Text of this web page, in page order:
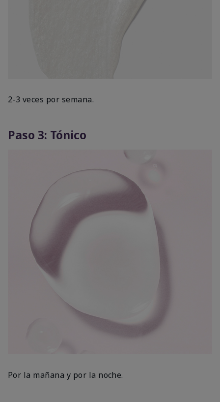
2-3 veces por semana.
Paso 3: Tónico
Por la mañana y por la noche.